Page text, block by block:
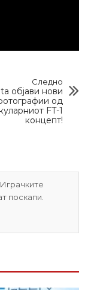
Следно
објави нови
од
FT-1
концепт!
поскапи.